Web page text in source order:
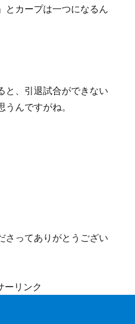
とカープは一つになるん
と、引退試合ができない
んですがね。
さってありがとうござい
ーリンク